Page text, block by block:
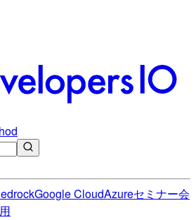
Google CloudAzureセミナー会